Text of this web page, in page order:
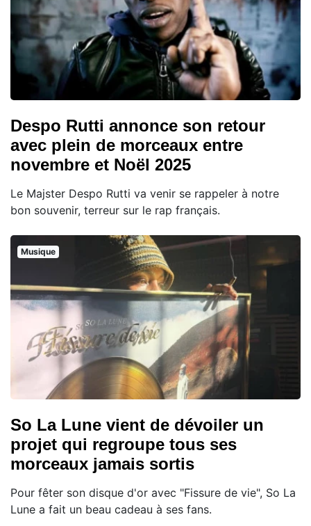
Despo Rutti annonce son retour
avec plein de morceaux entre
novembre et Noël 2025
Le Majster Despo Rutti va venir se rappeler à notre
bon souvenir, terreur sur le rap français.
Musique
So La Lune vient de dévoiler un
projet qui regroupe tous ses
morceaux jamais sortis
Pour fêter son disque d'or avec "Fissure de vie", So La
Lune a fait un beau cadeau à ses fans.